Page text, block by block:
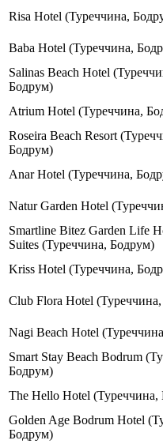
Risa Hotel (Туреччина,
Baba Hotel (Туреччина,
Salinas Beach Hotel
Бодрум)
Atrium Hotel (Туреччина,
Roseira Beach Resort
Бодрум)
Anar Hotel (Туреччина,
Natur Garden Hotel
Smartline Bitez Garden Life
Suites (Туреччина, Бодрум)
Kriss Hotel (Туреччина,
Club Flora Hotel
Nagi Beach Hotel
Smart Stay Beach Bodrum
Бодрум)
The Hello Hotel (Туреччина,
Golden Age Bodrum Hotel
Бодрум)